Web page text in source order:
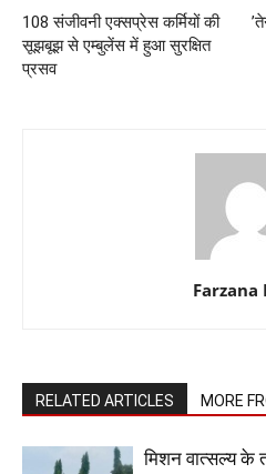
108 संजीवनी एक्सप्रेस कर्मियों की
सूझबूझ से एम्बुलेंस में हुआ सुरक्षित
प्रसव
Farzana
RELATED ARTICLES MORE
मिशन वात्सल्य के